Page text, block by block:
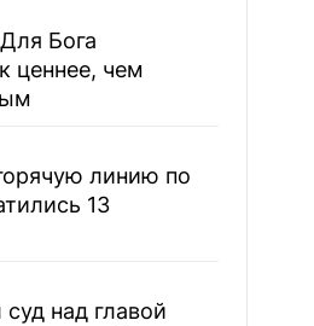
Бога
ценнее, чем
линию по
13
над главой